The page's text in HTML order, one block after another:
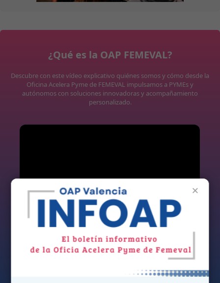
¿Qué es la OAP FEMEVAL?
Descubre con este vídeo explicativo quiénes somos y cómo desde la
Oficina Acelera Pyme de FEMEVAL impulsamos a PYMEs y
autónomos con soluciones innovadoras y acompañamiento
personalizado.
×